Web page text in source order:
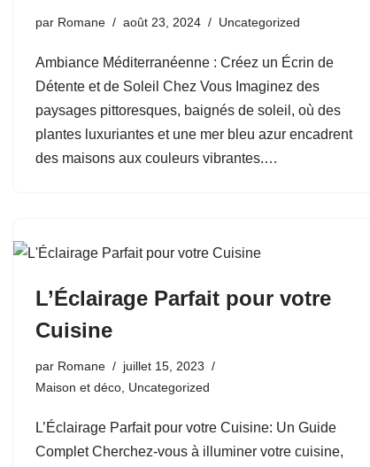
par Romane août 23, 2024 Uncategorized
Ambiance Méditerranéenne : Créez un Écrin de
Détente et de Soleil Chez Vous Imaginez des
paysages pittoresques, baignés de soleil, où des
plantes luxuriantes et une mer bleu azur encadrent
des maisons aux couleurs vibrantes.…
L’Éclairage Parfait pour votre
Cuisine
par Romane
juillet 15, 2023
Maison et déco, Uncategorized
L’Éclairage Parfait pour votre Cuisine: Un Guide
Complet Cherchez-vous à illuminer votre cuisine,